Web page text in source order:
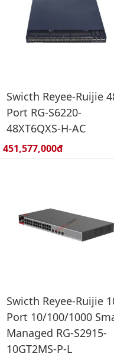
Swicth Reyee-Ruijie
Port RG-S6220-
48XT6QXS-H-AC
Giá bán:
451,577,000đ
Swicth Reyee-Ruijie
Port 10/100/1000
Managed RG-S2915-
10GT2MS-P-L